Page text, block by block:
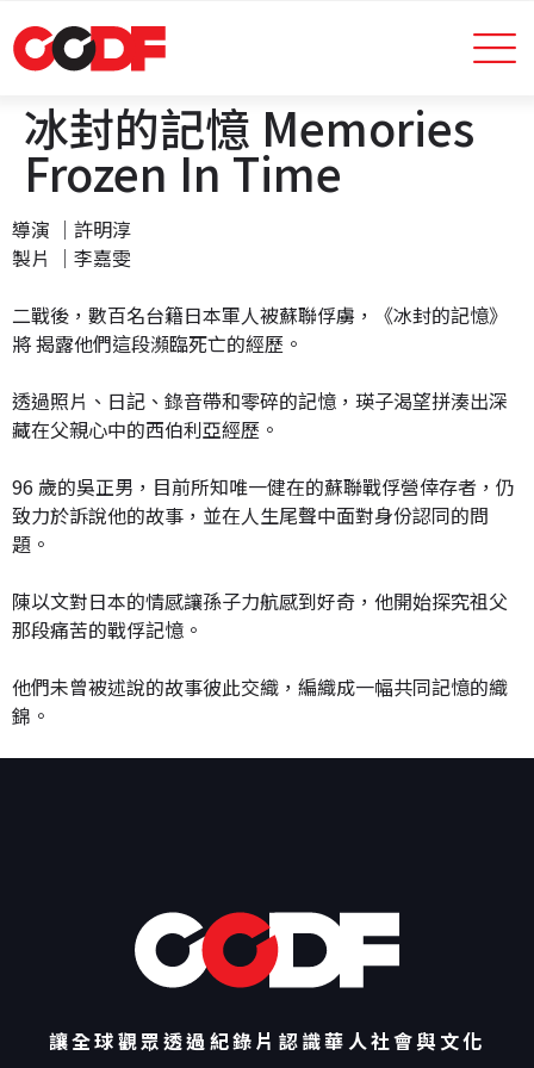
冰封的記憶 Memories
Frozen In Time
導演 │許明淳
製片 │李嘉雯
二戰後，數百名台籍日本軍人被蘇聯俘虜，《冰封的記憶》
將 揭露他們這段瀕臨死亡的經歷。
透過照片、日記、錄音帶和零碎的記憶，瑛子渴望拼湊出深
藏在父親心中的西伯利亞經歷。
96 歲的吳正男，目前所知唯一健在的蘇聯戰俘營倖存者，仍
致力於訴說他的故事，並在人生尾聲中面對身份認同的問
題。
陳以文對日本的情感讓孫子力航感到好奇，他開始探究祖父
那段痛苦的戰俘記憶。
他們未曾被述說的故事彼此交織，編織成一幅共同記憶的織
錦。
讓全球觀眾透過紀錄片認識華人社會與文化